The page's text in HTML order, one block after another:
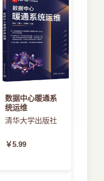
数据中心暖通系
统运维
清华大学出版社
￥5.99